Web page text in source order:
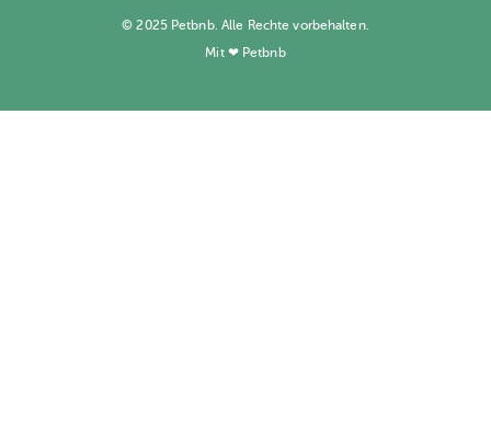
© 2025 Petbnb. Alle Rechte vorbehalten.
Mit ❤ Petbnb